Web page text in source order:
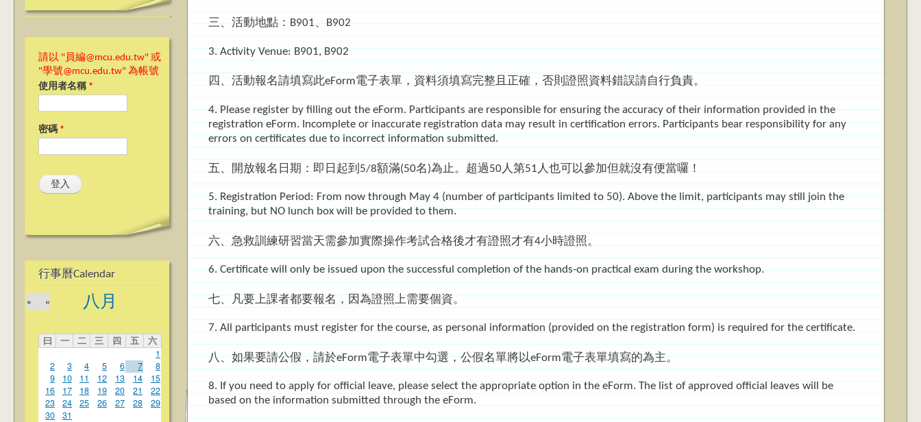
請以 "員編@mcu.edu.tw" 或
"學號@mcu.edu.tw" 為帳號
使用者名稱 *
密碼 *
行事曆Calendar
八月
«
»
曰 一 二 三 四 五
六
1
2
3 4 5 6 7
8
9
10 11 12 13 14
15
16
17 18 19 20 21
22
23
24 25 26 27 28
29
30
31
三、活動地點：B901、B902
3. Activity Venue: B901, B902
四、活動報名請填寫此eForm電子表單，資料須填寫完整且正確，否則證照資料錯誤請自行負責。
4. Please register by filling out the eForm. Participants are responsible for ensuring the accuracy of their information provided in the
registration eForm. Incomplete or inaccurate registration data may result in certification errors. Participants bear responsibility for any
errors on certificates due to incorrect information submitted.
五、開放報名日期：即日起到5/8額滿(50名)為止。超過50人第51人也可以參加但就沒有便當囉！
5. Registration Period: From now through May 4 (number of participants limited to 50). Above the limit, participants may still join the
training, but NO lunch box will be provided to them.
六、急救訓練研習當天需參加實際操作考試合格後才有證照才有4小時證照。
6. Certificate will only be issued upon the successful completion of the hands-on practical exam during the workshop.
七、凡要上課者都要報名，因為證照上需要個資。
7. All participants must register for the course, as personal information (provided on the registration form) is required for the certificate.
八、如果要請公假，請於eForm電子表單中勾選，公假名單將以eForm電子表單填寫的為主。
8. If you need to apply for official leave, please select the appropriate option in the eForm. The list of approved official leaves will be
based on the information submitted through the eForm.